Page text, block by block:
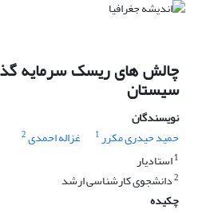
چالش های ریسک سرمایه
سیستان
نویسندگان
حمید حیدری مکرر1 غزاله احمدی2
1استادیار
2دانشجوی کارشناسی ارشد
چکیده